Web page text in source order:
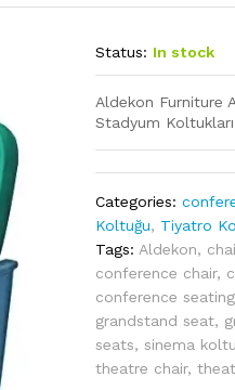
Status: In stock
Aldekon Furniture
Stadyum
Categories:
Koltuğu, Tiyatro
Tags: Aldekon,
conference chair,
conference
grandstand seat,
seats,sinema
theatre chair,